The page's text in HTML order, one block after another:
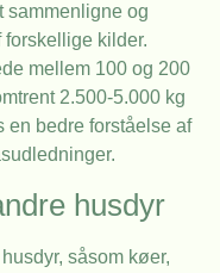
sammenligne og
kilder.
mellem 100 og 200
2.500-5.000 kg
bedre forståelse af
husdyr
såsom køer,